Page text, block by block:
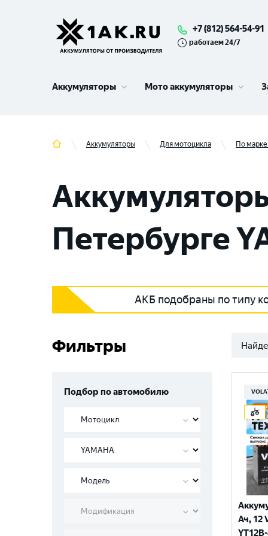
+7 (812) 564-54-91
работаем 24/7
Аккумуляторы Мото аккумуляторы
Аккумуляторы Для мотоцикла По
Петербурге
АКБ подобраны по типу
Фильтры
Подбор по автомобилю
Ач, 12